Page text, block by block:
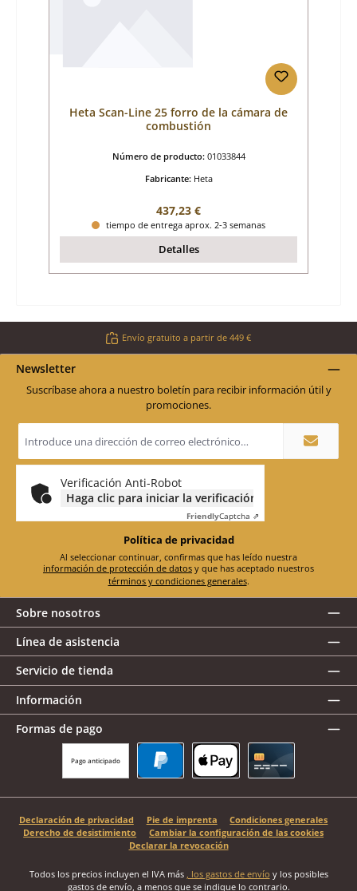
Heta Scan-Line 25 forro de la cámara de
combustión
Número de producto: 01033844
Fabricante: Heta
Precio normal:
437,23 €
tiempo de entrega aprox. 2-3 semanas
Detalles
Envío gratuito a partir de 449 €
Newsletter
Suscríbase ahora a nuestro boletín para recibir información útil y
promociones.
de
correo
electrónico
Verificación Anti-Robot
Haga clic para iniciar la verificación
FriendlyCaptcha ⇗
Política de privacidad
información de protección de datos
términos y condiciones generales.
Sobre nosotros
Línea de asistencia
Servicio de tienda
Información
Formas de pago
Pago anticipado
Declaración de privacidad Pie de imprenta
Condiciones generales
Derecho de desistimiento
Cambiar la configuración de las cookies
Declarar la revocación
Todos los precios incluyen el IVA más , los gastos de envío y los posibles
gastos de envío, a menos que se indique lo contrario.